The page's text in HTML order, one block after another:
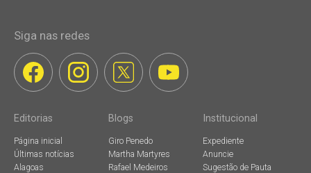
Siga nas redes
Editorias
Página inicial
Últimas notícias
Alagoas
Blogs
Giro Penedo
Martha Martyres
Rafael Medeiros
Institucional
Expediente
Anuncie
Sugestão de Pauta